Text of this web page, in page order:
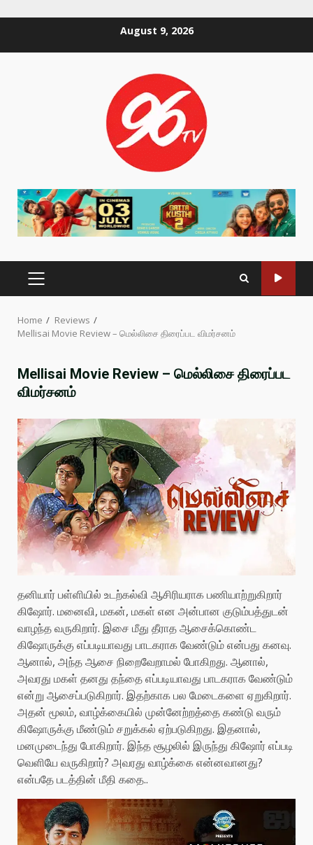
August 9, 2026
PRIMARY
MENU
Home
Reviews
Mellisai Movie Review – மெல்லிசை திரைப்பட விமர்சனம்
Mellisai Movie Review – மெல்லிசை திரைப்பட
விமர்சனம்
தனியார் பள்ளியில் உடற்கல்வி ஆசிரியராக பணியாற்றுகிறார்
கிஷோர். மனைவி, மகன், மகள் என அன்பான குடும்பத்துடன்
வாழந்த வருகிறார். இசை மீது தீராத ஆசைக்கொண்ட
கிஷோருக்கு எப்படியாவது பாடகராக வேண்டும் என்பது கனவு.
ஆனால், அந்த ஆசை நிறைவேறாமல் போகிறது. ஆனால்,
அவரது மகள் தனது தந்தை எப்படியாவது பாடகராக வேண்டும்
என்று ஆசைப்படுகிறார். இதற்காக பல மேடைகளை ஏறுகிறார்.
அதன் மூலம், வாழ்க்கையில் முன்னேற்றத்தை கண்டு வரும்
கிஷோருக்கு மீண்டும் சறுக்கல் ஏற்படுகிறது. இதனால்,
மனமுடைந்து போகிறார். இந்த சூழலில் இருந்து கிஷோர் எப்படி
வெளியே வருகிறார்? அவரது வாழ்க்கை என்னவானது?
என்பதே படத்தின் மீதி கதை..